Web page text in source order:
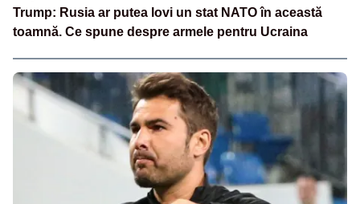
Trump: Rusia ar putea lovi un stat NATO în această
toamnă. Ce spune despre armele pentru Ucraina